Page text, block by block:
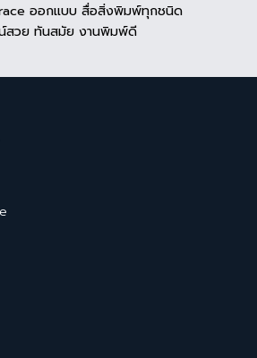
ออกแบบ สื่อสิ่งพิมพ์ทุกชนิด
สวย ทันสมัย งานพิมพ์ดี